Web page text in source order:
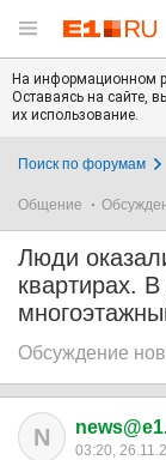
На информационном
Оставаясь на сайте,
их использование.
Поиск по форумам
Общение
Люди
квартирах.
Обсуждение
N 03:20,